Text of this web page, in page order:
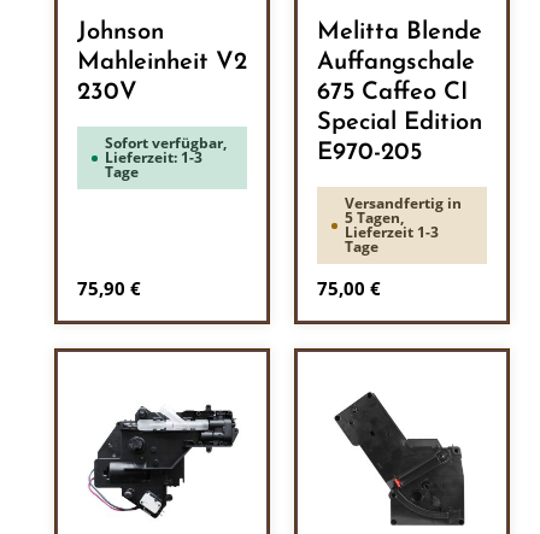
Johnson
Mahleinheit V2
230V
Sofort verfügbar,
Lieferzeit: 1-3
Tage
Regulärer Preis:
75,90 €
Melitta Blende
Auffangschale
675 Caffeo CI
Special Edition
E970-205
Versandfertig in
5 Tagen,
Lieferzeit 1-3
Tage
Regulärer Preis:
75,00 €